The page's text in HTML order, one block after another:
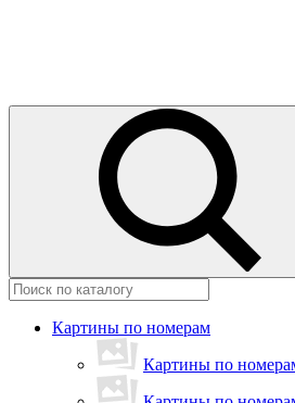
Картины по номерам
Картины по